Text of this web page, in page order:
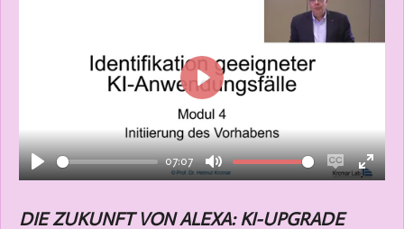
P
07:07
M
E
E
P
l
a
y
DIE ZUKUNFT VON ALEXA: KI-UPGRADE